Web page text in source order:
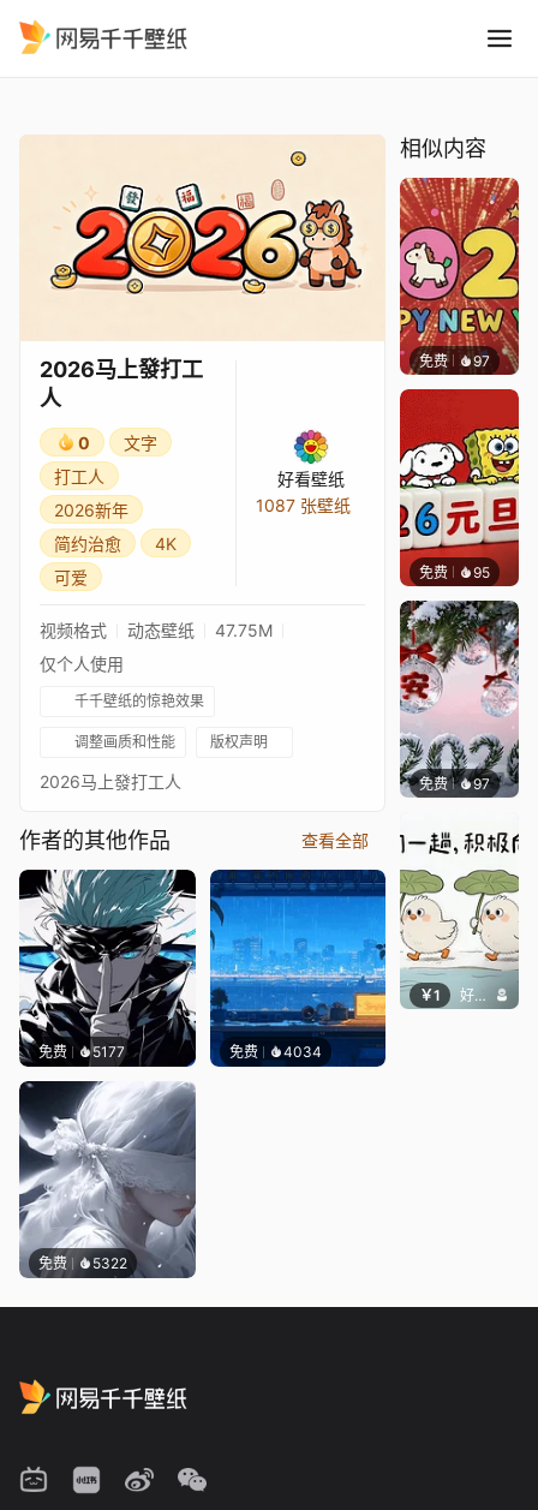
2026马上發打工
人
0
文字
打工人
2026新年
简约治愈
4K
可爱
好看壁纸
1087 张壁纸
视频格式 动态壁纸
47.75M
仅个人使用
千千壁纸的惊艳效果
调整画质和性能 版权声明
2026马上發打工人
作者的其他作品 查看全部
免费 5177 免费 4034
免费 5322
相似内容
免费 97 豆子
免费 95 好看
免费 97好看
￥1 好看壁纸